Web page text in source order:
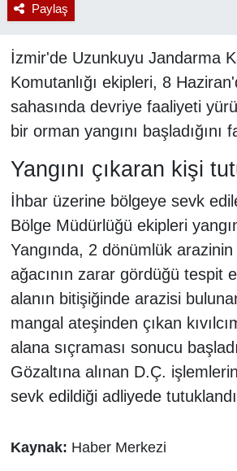
Paylaş
İzmir'de Uzunkuyu Jandarma
Komutanlığı ekipleri, 8
sahasında devriye faaliyeti
bir orman yangını başladığını
Yangını çıkaran kişi
İhbar üzerine bölgeye sevk
Bölge Müdürlüğü ekipleri
Yangında, 2 dönümlük arazinin
ağacının zarar gördüğü tespit
alanın bitişiğinde arazisi
mangal ateşinden çıkan
alana sıçraması sonucu
Gözaltına alınan D.Ç.
sevk edildiği adliyede
Kaynak: Haber Merkezi